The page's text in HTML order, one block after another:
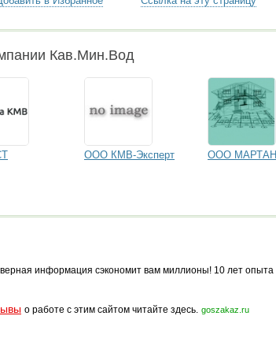
Кав.Мин.Вод
ООО КМВ-Эксперт ООО МАРТАН
информация сэкономит вам миллионы! 10 лет опыта
о работе с этим сайтом читайте здесь. goszakaz.ru